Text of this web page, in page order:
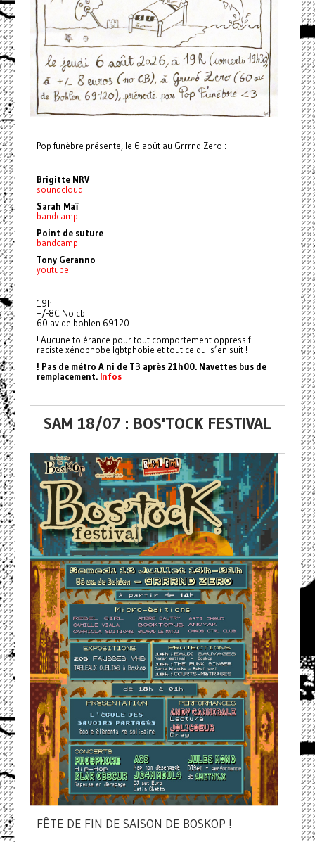
Pop funèbre présente, le 6 août au Grrrnd Zero :
Brigitte NRV
soundcloud
Sarah Maï
bandcamp
Point de suture
bandcamp
Tony Geranno
youtube
19h
+/-8€ No cb
60 av de bohlen 69120
! Aucune tolérance pour tout comportement oppressif
raciste xénophobe lgbtphobie et tout ce qui s’en suit !
! Pas de métro A ni de T3 après 21h00. Navettes bus de
remplacement. Infos
SAM 18/07 : BOS'TOCK FESTIVAL
FÊTE DE FIN DE SAISON DE BOSKOP !